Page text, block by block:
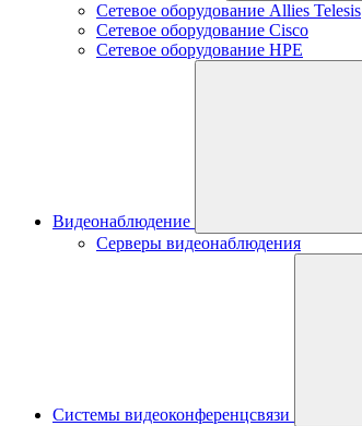
Сетевое оборудование Allies Telesis
Сетевое оборудование Cisco
Сетевое оборудование HPE
Видеонаблюдение
Серверы видеонаблюдения
Системы видеоконференцсвязи